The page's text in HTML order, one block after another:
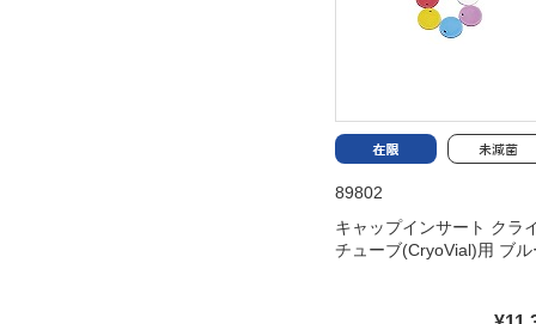
89802
キャップインサート クラ
チューブ(CryoVial)用 ブル